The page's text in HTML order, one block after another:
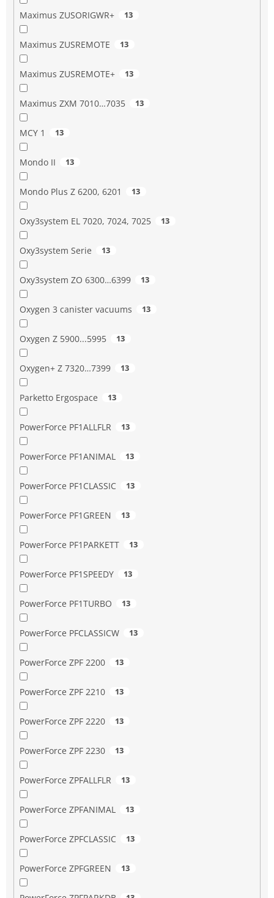
Maximus ZUSORIGWR+ 13
Maximus ZUSREMOTE 13
Maximus ZUSREMOTE+ 13
Maximus ZXM 7010…7035 13
MCY 1 13
Mondo II 13
Mondo Plus Z 6200, 6201 13
Oxy3system EL 7020, 7024, 7025 13
Oxy3system Serie 13
Oxy3system ZO 6300…6399 13
Oxygen 3 canister vacuums 13
Oxygen Z 5900...5995 13
Oxygen+ Z 7320…7399 13
Parketto Ergospace 13
PowerForce PF1ALLFLR 13
PowerForce PF1ANIMAL 13
PowerForce PF1CLASSIC 13
PowerForce PF1GREEN 13
PowerForce PF1PARKETT 13
PowerForce PF1SPEEDY 13
PowerForce PF1TURBO 13
PowerForce PFCLASSICW 13
PowerForce ZPF 2200 13
PowerForce ZPF 2210 13
PowerForce ZPF 2220 13
PowerForce ZPF 2230 13
PowerForce ZPFALLFLR 13
PowerForce ZPFANIMAL 13
PowerForce ZPFCLASSIC 13
PowerForce ZPFGREEN 13